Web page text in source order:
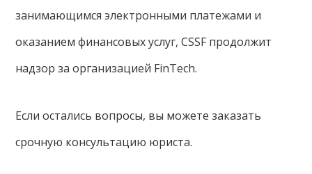
занимающимся электронными платежами и
оказанием финансовых услуг, CSSF продолжит
надзор за организацией FinTech.
Если остались вопросы, вы можете заказать
срочную консультацию юриста.